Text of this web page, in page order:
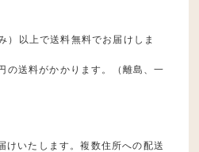
以上で送料無料でお届けしま
送料がかかります。（離島、一
けいたします。複数住所への配送